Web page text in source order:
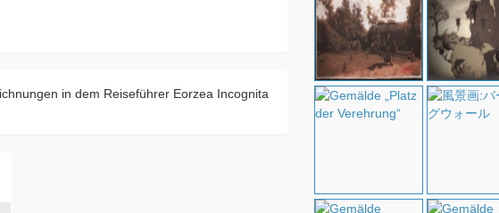
in dem Reiseführer Eorzea Incognita